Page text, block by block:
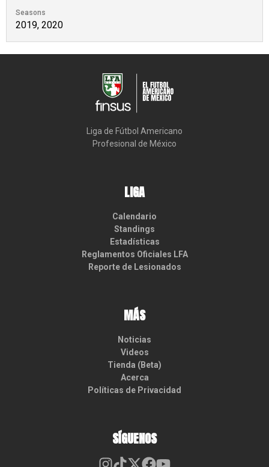
Seasons
2019, 2020
Liga de Fútbol Americano
Profesional de México
LIGA
Calendario
Standings
Estadísticas
Reglamentos Oficiales LFA
Reporte de Lesionados
MÁS
Noticias
Videos
Tienda (Beta)
Acerca
Políticas de Privacidad
SÍGUENOS